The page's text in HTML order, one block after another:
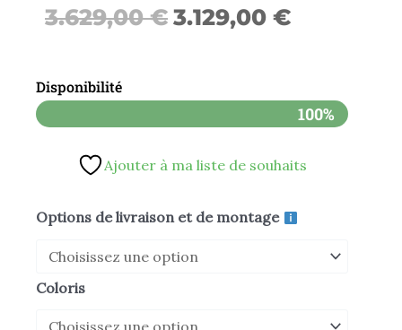
3.629,00€ Le
initial
était :
3.629,00 €.
3.129,00 €Le
actuel
est :
3.129,00 €.
Disponibilité
100%
Ajouter à ma liste de souhaits
Options de livraison et de montage
Coloris
quantité
E-
STOCK
MAX